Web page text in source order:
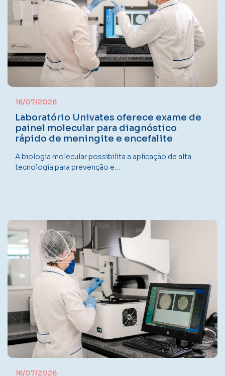
16/07/2026
Laboratório Univates oferece exame de
painel molecular para diagnóstico
rápido de meningite e encefalite
A biologia molecular possibilita a aplicação de alta
tecnologia para prevenção e…
16/07/2026